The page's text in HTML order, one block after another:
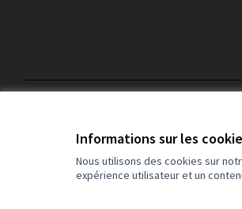
Informations sur les
Nous utilisons des cookies sur
expérience utilisateur et un